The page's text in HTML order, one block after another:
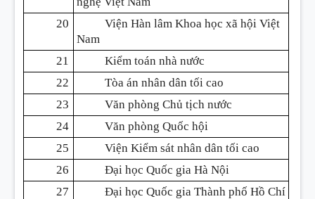
20
Viện Hàn lâm Khoa học xã hội Việt
Nam
21
Kiểm toán nhà nước
22
Tòa án nhân dân tối cao
23
Văn phòng Chủ tịch nước
24
Văn phòng Quốc hội
25
Viện Kiểm sát nhân dân tối cao
26
Đại học Quốc gia Hà Nội
27
Đại học Quốc gia Thành phố Hồ Chí